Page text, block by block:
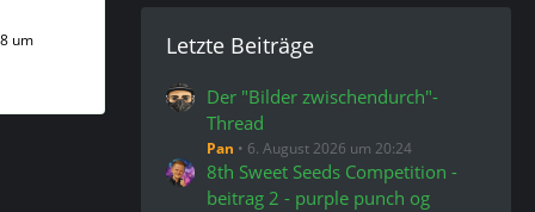
um
Letzte Beiträge
Der "Bilder zwischendurch"-
Thread
Pan 6. August 2026 um 20:24
8th Sweet Seeds Competition -
beitrag 2 - purple punch og